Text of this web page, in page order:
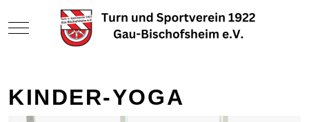
Mobile Menu Toggle
KINDER-YOGA